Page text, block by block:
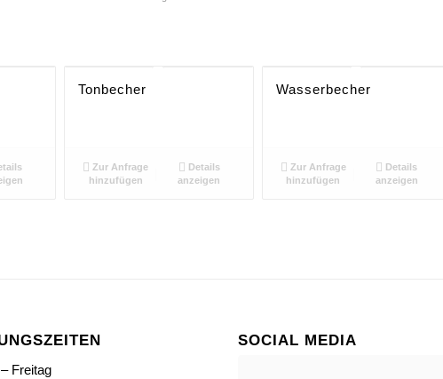
Tonbecher
Zur Anfrage
hinzufügen
Details
anzeigen
Wasserbecher
Zur Anfrage
hinzufügen
Details
anzeigen
Freitag
SOCIAL MEDIA